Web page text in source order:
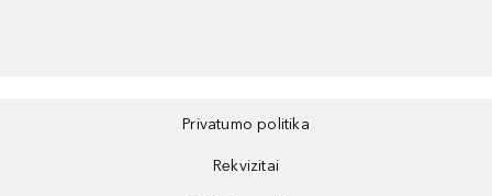
Privatumo politika
Rekvizitai